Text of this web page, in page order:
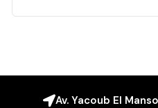
Av. Yacoub El